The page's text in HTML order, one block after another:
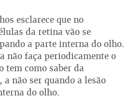
esclarece que no
da retina vão se
a parte interna do olho.
não faça periodicamente o
tem como saber da
não ser quando a lesão
do olho.